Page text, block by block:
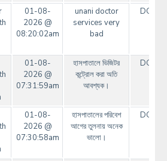
01-08-
2026 @
08:20:02am
unani doctor
services very
bad
DGHS
01-08-
2026 @
07:31:59am
হাসপাতালে ভিজিটর
কন্ট্রোল করা অতি
আবশ্যক।
DGHS
01-08-
2026 @
07:30:58am
হাসপাতালের পরিবেশ
আগের তুলনায় অনেক
ভালো।
DGHS